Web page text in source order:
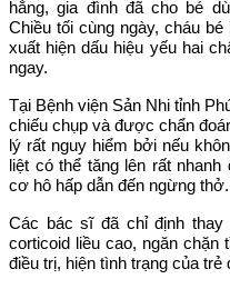
hắng, gia đình đã cho bé
Chiều tối cùng ngày, cháu
xuất hiện dấu hiệu yếu hai
ngay.
Tại Bệnh viện Sản Nhi tỉnh
chiếu chụp và được chẩn
lý rất nguy hiểm bởi nếu
liệt có thể tăng lên rất
cơ hô hấp dẫn đến ngừng thở.
Các bác sĩ đã chỉ định
corticoid liều cao, ngăn chặn
điều trị, hiện tình trạng của trẻ